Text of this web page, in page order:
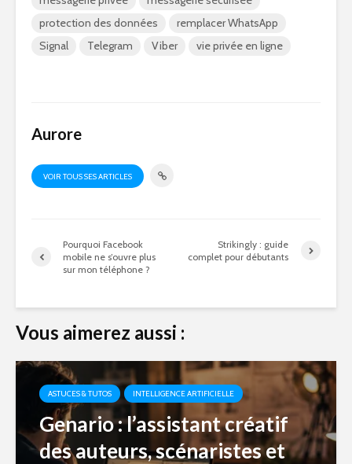
protection des données
remplacer WhatsApp
Signal
Telegram Viber vie privée en ligne
Aurore
VOIR TOUS SES ARTICLES
Pourquoi Facebook
mobile ne s’ouvre plus
sur mon téléphone ?
Strikingly : guide
complet pour débutants
Vous aimerez aussi :
ASTUCES & TUTOS INTELLIGENCE ARTIFICIELLE
Genario : l’assistant créatif
des auteurs, scénaristes et